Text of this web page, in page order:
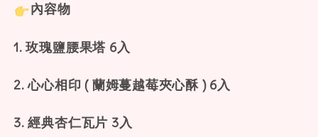
內容物
1. 玫瑰鹽腰果塔 6入
2. 心心相印 ( 蘭姆蔓越莓夾心酥 ) 6入
3. 經典杏仁瓦片 3入